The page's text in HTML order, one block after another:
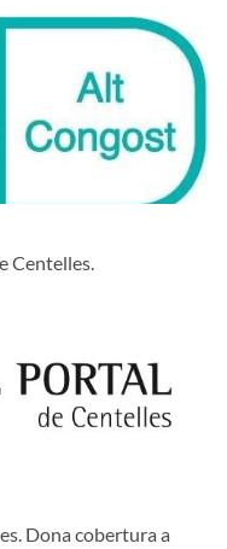
Centelles.
Dona cobertura a